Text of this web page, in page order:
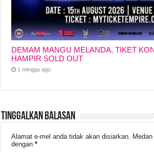
DEMAM MANGU MELANDA, TIKET
HAMPIR SOLD OUT
1 minggu ago
Tinggalkan Balasan
Alamat e-mel anda tidak akan disiarkan.
dengan*